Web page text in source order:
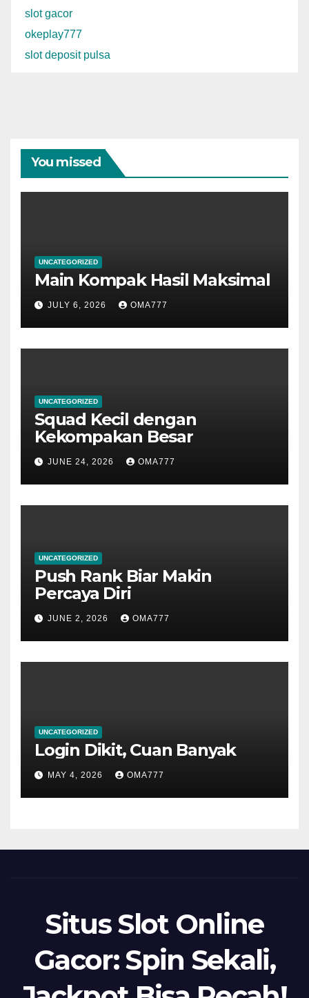
slot gacor
okeplay777
slot deposit pulsa
You missed
UNCATEGORIZED
Main Kompak Hasil Maksimal
JULY 6, 2026 OMA777
UNCATEGORIZED
Squad Kecil dengan
Kekompakan Besar
JUNE 24, 2026 OMA777
UNCATEGORIZED
Push Rank Biar Makin
Percaya Diri
JUNE 2, 2026 OMA777
UNCATEGORIZED
Login Dikit, Cuan Banyak
MAY 4, 2026 OMA777
Situs Slot Online
Gacor: Spin Sekali,